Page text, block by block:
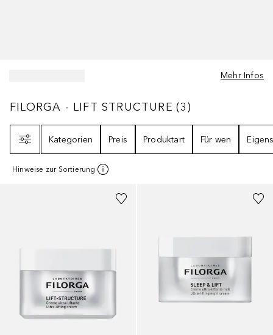
Mehr Infos
FILORGA - LIFT STRUCTURE3
FILORGA - LIFT STRUCTURE (3)
Kategorien
Preis Produktart Für wen
Hinweise zur Sortierung